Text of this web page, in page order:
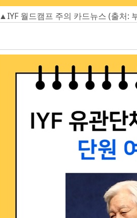
▲IYF 월드캠프 주의 카드뉴스 (출처: